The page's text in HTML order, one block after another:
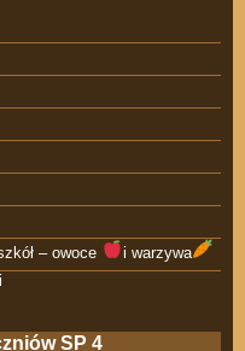
– owoce
i warzywa
SP 4